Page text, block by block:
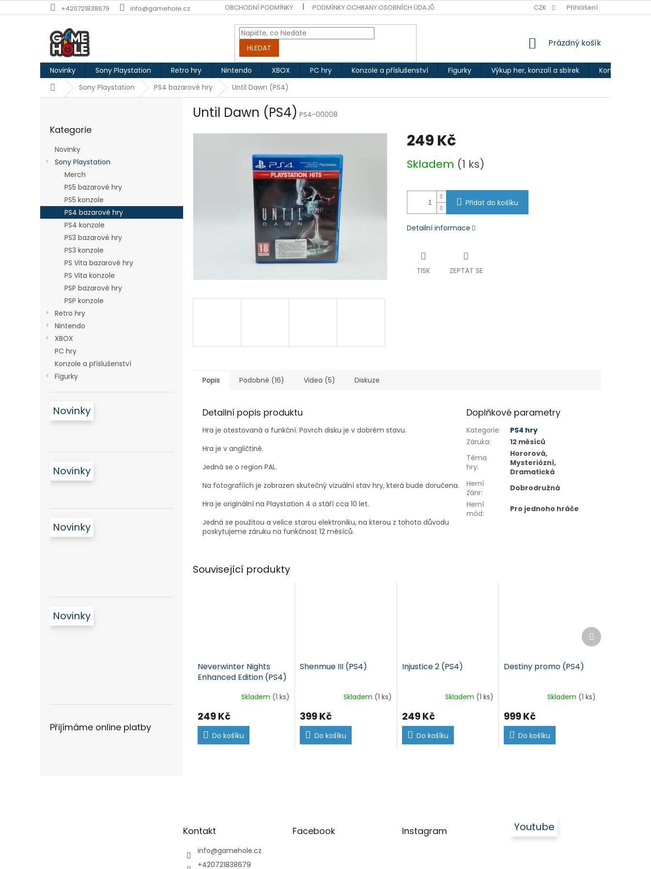
na
+420721838679 info@gamehole.cz OBCHODNÍ PODMÍNKY PODMÍNKY OCHRANY OSOBNÍCH ÚDAJŮ CZK Přihlášení
HLEDAT
NÁKUPNÍ
Prázdný košík
Novinky Sony Playstation Retro hry Nintendo XBOX PC hry Konzole a příslušenství Figurky Výkup her, konzolí a sbírek Kontakty
DomůSony Playstation PS4 bazarové hry Until Dawn (PS4)
a
n
kategorie
Kategorie
Novinky
Sony Playstation
Merch
PS5 bazarové hry
PS5 konzole
PS4 bazarové hry
PS4 konzole
PS3 bazarové hry
PS3 konzole
PS Vita bazarové hry
PS Vita konzole
PSP bazarové hry
PSP konzole
Retro hry
Nintendo
XBOX
PC hry
Konzole a příslušenství
Figurky
Novinky
Novinky
Novinky
Novinky
Přijímáme online platby
Until Dawn (PS4) PS4-00008
249 Kč
cena:
Skladem (1 ks)
Přidat do košíku
Detailní informace
TISK ZEPTAT SE
Popis Podobné (16) Videa (5) Diskuze
Detailní popis produktu
Hra je otestovaná a funkční. Povrch disku je v dobrém stavu.
Hra je v angličtině.
Jedná se o region PAL.
Na fotografiích je zobrazen skutečný vizuální stav hry, která bude doručena.
Hra je originální na Playstation 4 o stáří cca 10 let.
Jedná se použitou a velice starou elektroniku, na kterou z tohoto důvodu
poskytujeme záruku na funkčnost 12 měsíců.
Doplňkové parametry
Kategorie:
PS4 hry
Záruka:
12 měsíců
Téma
hry:
Hororová,
Mysteriózní,
Dramatická
Herní
žánr:
Dobrodružná
Herní
mód: Pro jednoho hráče
Související produkty
Neverwinter Nights
Enhanced Edition (PS4)
Skladem (1 ks)
249 Kč
Do košíku
Shenmue III (PS4)
Skladem (1 ks)
399 Kč
Do košíku
Injustice 2 (PS4)
Skladem (1 ks)
249 Kč
Do košíku
Destiny promo (PS4)
Skladem (1 ks)
999 Kč
Do košíku
Další
produkt
Kontakt
info@gamehole.cz
+420721838679
Facebook Instagram Youtube